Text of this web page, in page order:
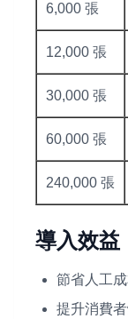
6,000 張
12,000 張
30,000 張
60,000 張
240,000 張
導入效益
節省人工
提升消費